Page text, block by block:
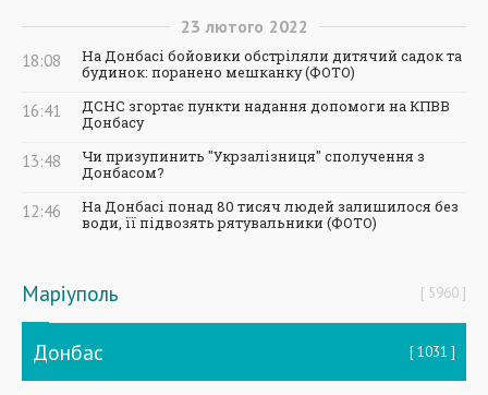
23 лютого 2022
18:08
На Донбасі бойовики обстріляли дитячий садок та
будинок: поранено мешканку (ФОТО)
16:41
ДСНС згортає пункти надання допомоги на КПВВ
Донбасу
13:48
Чи призупинить "Укрзалізниця" сполучення з
Донбасом?
12:46
На Донбасі понад 80 тисяч людей залишилося без
води, її підвозять рятувальники (ФОТО)
Маріуполь 5960
Донбас 1031